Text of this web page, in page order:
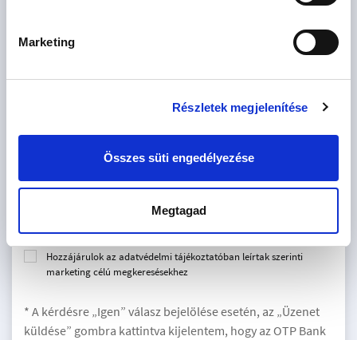
Marketing
Részletek megjelenítése
Összes süti engedélyezése
Megtagad
Érdekel az OTP Bank kedvezményes lakáshitel ajánlata? *
általános szerződési feltételeket
Hozzájárulok az adatvédelmi tájékoztatóban leírtak szerinti
marketing célú megkeresésekhez
* A kérdésre „Igen” válasz bejelölése esetén, az „Üzenet
küldése” gombra kattintva kijelentem, hogy az OTP Bank